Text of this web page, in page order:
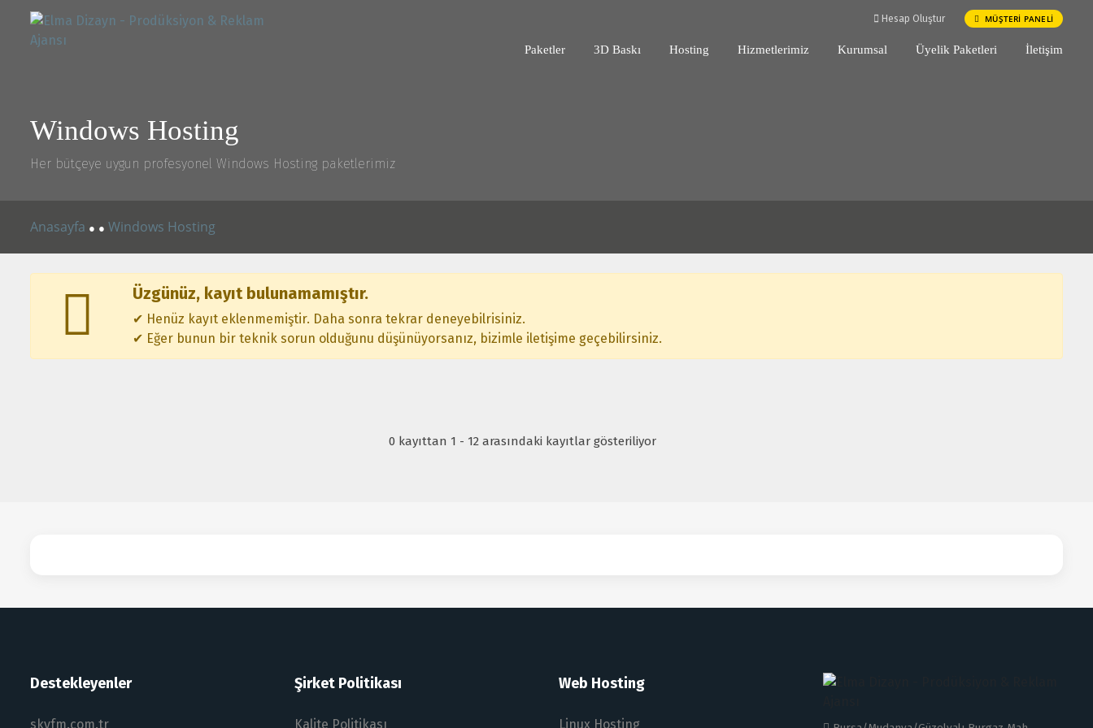
Hesap Oluştur MÜŞTERİ PANELİ
Paketler 3D Baskı Hosting Hizmetlerimiz Kurumsal Üyelik Paketleri İletişim
Windows Hosting
Her bütçeye uygun profesyonel Windows Hosting paketlerimiz
Anasayfa ● ● Windows Hosting
Üzgünüz, kayıt bulunamamıştır.
✔ Henüz kayıt eklenmemiştir. Daha sonra tekrar deneyebilrisiniz.
✔ Eğer bunun bir teknik sorun olduğunu düşünüyorsanız, bizimle iletişime geçebilirsiniz.
0 kayıttan 1 - 12 arasındaki kayıtlar gösteriliyor
Destekleyenler
skyfm.com.tr
Şirket Politikası
Kalite Politikası
Web Hosting
Linux Hosting